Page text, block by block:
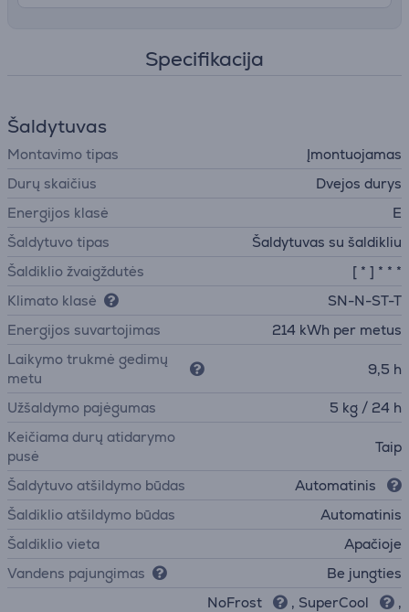
Specifikacija
Šaldytuvas
Montavimo tipas
Įmontuojamas
Durų skaičius
Dvejos durys
Energijos klasė
E
Šaldytuvo tipas
Šaldytuvas su šaldikliu
Šaldiklio žvaigždutės
[ * ] * * *
Klimato klasė
SN-N-ST-T
Energijos suvartojimas
214 kWh per metus
Laikymo trukmė gedimų
metu
9,5 h
Užšaldymo pajėgumas
5 kg / 24 h
Keičiama durų atidarymo
pusė
Taip
Šaldytuvo atšildymo būdas
Automatinis
Šaldiklio atšildymo būdas
Automatinis
Šaldiklio vieta
Apačioje
Vandens pajungimas
Be jungties
NoFrost , SuperCool
,